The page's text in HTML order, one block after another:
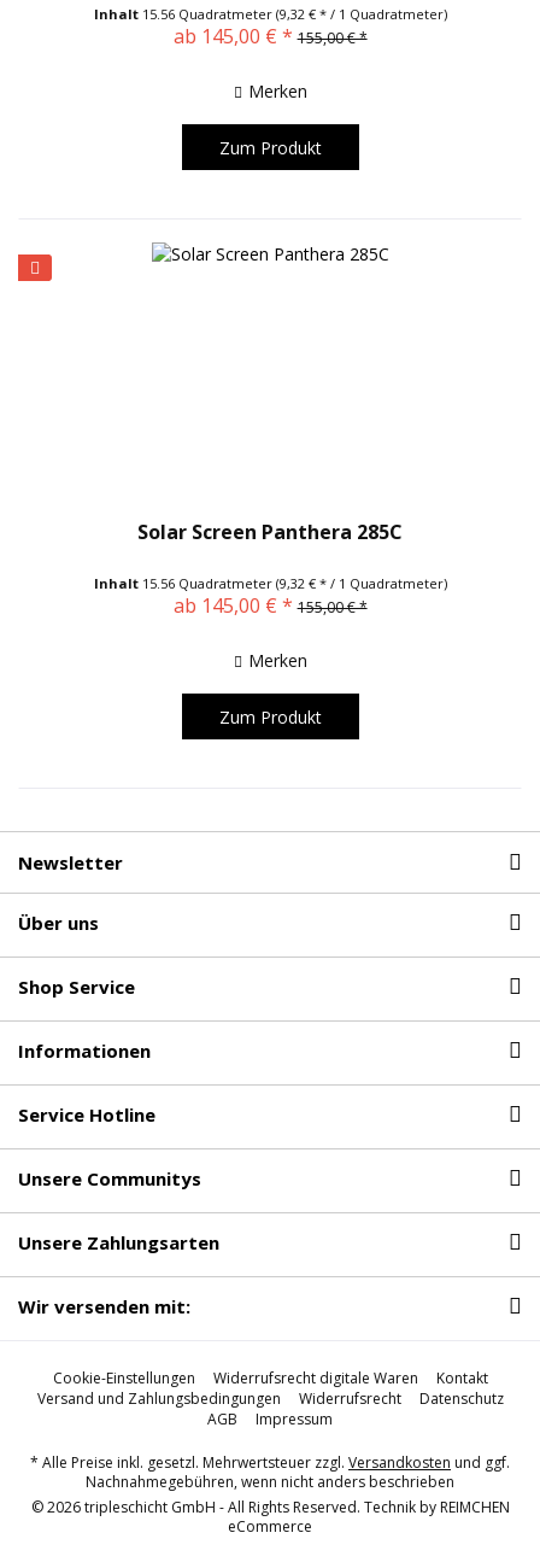
Inhalt 15.56 Quadratmeter (9,32 € * / 1 Quadratmeter)
ab 145,00 € * 155,00 € *
Merken
Zum Produkt
Solar Screen Panthera 285C
Inhalt 15.56 Quadratmeter (9,32 € * / 1 Quadratmeter)
ab 145,00 € * 155,00 € *
Merken
Zum Produkt
Newsletter
Über uns
Shop Service
Informationen
Service Hotline
Unsere Communitys
Unsere Zahlungsarten
Wir versenden mit:
Cookie-Einstellungen Widerrufsrecht digitale Waren
Kontakt
Versand und Zahlungsbedingungen
Widerrufsrecht
Datenschutz
AGB
Impressum
* Alle Preise inkl. gesetzl. Mehrwertsteuer zzgl. Versandkosten und ggf.
Nachnahmegebühren, wenn nicht anders beschrieben
© 2026 tripleschicht GmbH - All Rights Reserved. Technik by REIMCHEN
eCommerce